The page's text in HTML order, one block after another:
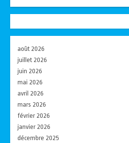
août 2026
juillet 2026
juin 2026
mai 2026
avril 2026
mars 2026
février 2026
janvier 2026
décembre 2025